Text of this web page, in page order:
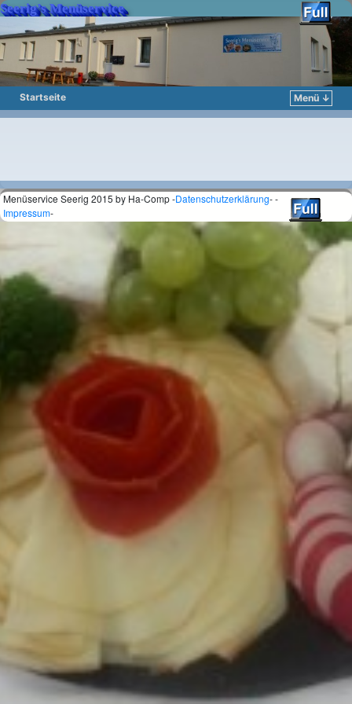
Seerig’s Menüservice
Startseite
Menü ↓
Zum Inhalt wechseln
Zum sekundären Inhalt wechseln
Menüservice Seerig 2015 by Ha-Comp -Datenschutzerklärung- -
Impressum-